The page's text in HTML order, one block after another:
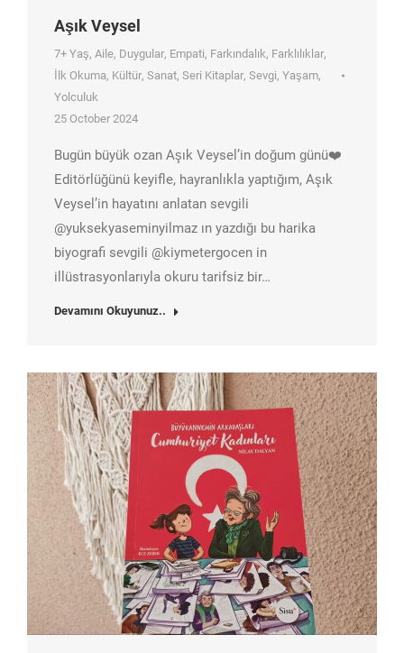
Aşık Veysel
7+ Yaş, Aile, Duygular, Empati, Farkındalık, Farklılıklar,
İlk Okuma, Kültür, Sanat, Seri Kitaplar, Sevgi, Yaşam,
Yolculuk
25 October 2024
Bugün büyük ozan Aşık Veysel’in doğum günü❤️
Editörlüğünü keyifle, hayranlıkla yaptığım, Aşık
Veysel’in hayatını anlatan sevgili
@yuksekyaseminyilmaz ın yazdığı bu harika
biyografi sevgili @kiymetergocen in
illüstrasyonlarıyla okuru tarifsiz bir…
Devamını Okuyunuz..